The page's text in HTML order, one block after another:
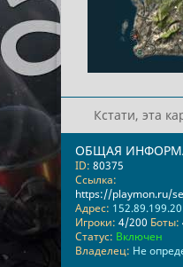
Кстати, эта
ОБЩАЯ
ID: 80375
Ссылка:
https://playmon.ru/
Адрес:
Игроки: 4/200 Боты:
Статус: Включен
Владелец: Не